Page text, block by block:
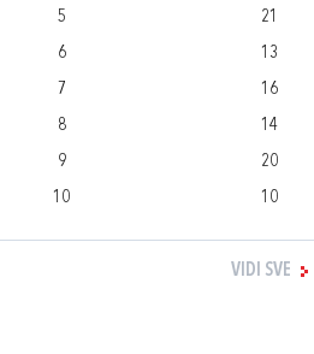
5
21
6
13
7
16
8
14
9
20
10
10
VIDI SVE